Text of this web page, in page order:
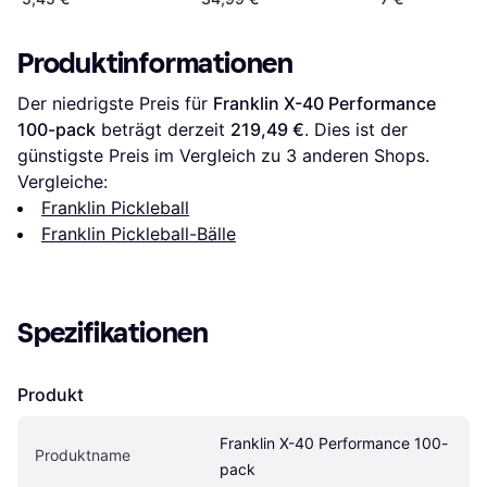
Produktinformationen
Der niedrigste Preis für Franklin X-40 Performance
100-pack beträgt derzeit 219,49 €. Dies ist der
günstigste Preis im Vergleich zu 3 anderen Shops.
Vergleiche:
Franklin Pickleball
Franklin Pickleball-Bälle
Spezifikationen
Produkt
Produktname
Franklin X-40 Performance 100-
pack